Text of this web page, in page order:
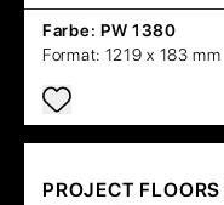
Farbe: PW 1380
Format: 1219 x 183 mm
PROJECT FLOORS